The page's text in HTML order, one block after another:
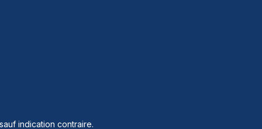
indication contraire.